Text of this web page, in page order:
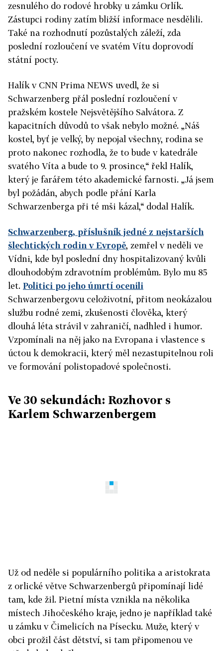
zesnulého do rodové hrobky u zámku Orlík.
Zástupci rodiny zatím bližší informace nesdělili.
Také na rozhodnutí pozůstalých záleží, zda
poslední rozloučení ve svatém Vítu doprovodí
státní pocty.
Halík v CNN Prima NEWS uvedl, že si
Schwarzenberg přál poslední rozloučení v
pražském kostele Nejsvětějšího Salvátora. Z
kapacitních důvodů to však nebylo možné. „Náš
kostel, byť je velký, by nepojal všechny, rodina se
proto nakonec rozhodla, že to bude v katedrále
svatého Víta a bude to 9. prosince,“ řekl Halík,
který je farářem této akademické farnosti. „Já jsem
byl požádán, abych podle přání Karla
Schwarzenberga při té mši kázal,“ dodal Halík.
Schwarzenberg, příslušník jedné z nejstarších
šlechtických rodin v Evropě, zemřel v neděli ve
Vídni, kde byl poslední dny hospitalizovaný kvůli
dlouhodobým zdravotním problémům. Bylo mu 85
let. Politici po jeho úmrtí ocenili
Schwarzenbergovu celoživotní, přitom neokázalou
službu rodné zemi, zkušenosti člověka, který
dlouhá léta strávil v zahraničí, nadhled i humor.
Vzpomínali na něj jako na Evropana i vlastence s
úctou k demokracii, který měl nezastupitelnou roli
ve formování polistopadové společnosti.
Ve 30 sekundách: Rozhovor s
Karlem Schwarzenbergem
Už od neděle si populárního politika a aristokrata
z orlické větve Schwarzenbergů připomínají lidé
tam, kde žil. Pietní místa vznikla na několika
místech Jihočeského kraje, jedno je například také
u zámku v Čimelicích na Písecku. Muže, který v
obci prožil část dětství, si tam připomenou ve